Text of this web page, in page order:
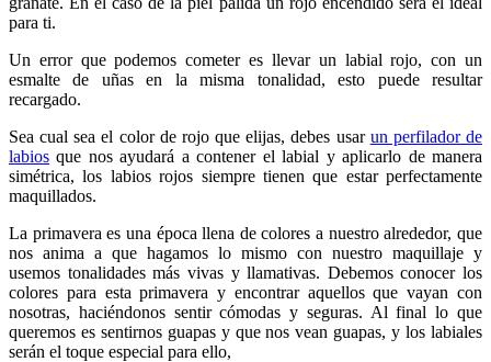
para ti.
Un error que podemos cometer es llevar un labial rojo, con un
esmalte de uñas en la misma tonalidad, esto puede resultar
recargado.
Sea cual sea el color de rojo que elijas, debes usar un perfilador de
labios que nos ayudará a contener el labial y aplicarlo de manera
simétrica, los labios rojos siempre tienen que estar perfectamente
maquillados.
La primavera es una época llena de colores a nuestro alrededor, que
nos anima a que hagamos lo mismo con nuestro maquillaje y
usemos tonalidades más vivas y llamativas. Debemos conocer los
colores para esta primavera y encontrar aquellos que vayan con
nosotras, haciéndonos sentir cómodas y seguras. Al final lo que
queremos es sentirnos guapas y que nos vean guapas, y los labiales
serán el toque especial para ello,